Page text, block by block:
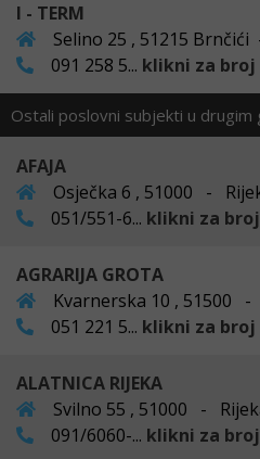
I - TERM
Selino 25 , 51215
091 258 5... klikni za broj
Ostali poslovni subjekti u drugim
AFAJA
Osječka 6 , 51000 -
051/551-6... klikni za broj
AGRARIJA GROTA
Kvarnerska 10 , 51500
051 221 5... klikni za broj
ALATNICA RIJEKA
Svilno 55 , 51000 -
091/6060-... klikni za broj